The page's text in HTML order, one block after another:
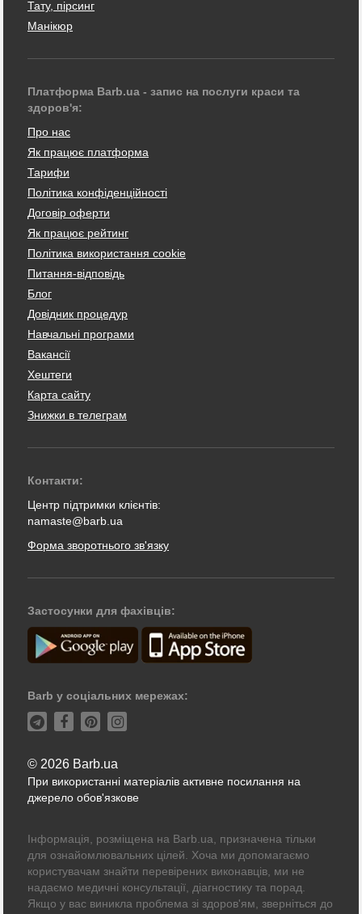
Тату, пірсинг
Манікюр
Платформа Barb.ua - запис на послуги краси та
здоров'я:
Про нас
Як працює платформа
Тарифи
Політика конфіденційності
Договір оферти
Як працює рейтинг
Політика використання cookie
Питання-відповідь
Блог
Довідник процедур
Навчальні програми
Вакансії
Хештеги
Карта сайту
Знижки в телеграм
Контакти:
Центр підтримки клієнтів:
namaste@barb.ua
Форма зворотнього зв'язку
Застосунки для фахівців:
Barb у соціальних мережах:
© 2026 Barb.ua
При використанні матеріалів активне посилання на
джерело обов'язкове
Інформація, розміщена на Barb.ua, призначена тільки
для ознайомлювальних цілей. Хоча ми допомагаємо
користувачам знайти перевірених виконавців, ми не
надаємо медичні консультації, діагностику та порад.
Якщо у вас виникла проблема зі здоров'ям, зверніться до